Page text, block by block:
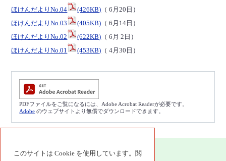
このサイトは Cookie を使用しています。閲
ほけんだよりNo.04
(426KB) （ 6月20日）
ほけんだよりNo.03
(405KB) （ 6月14日）
ほけんだよりNo.02
(622KB) （ 6月 2日）
ほけんだよりNo.01
(453KB) （ 4月30日）
PDFファイルをご覧になるには、Adobe Acrobat Readerが必要です。
Adobe のウェブサイトより無償でダウンロードできます。